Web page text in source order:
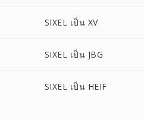
SIXEL เป็น XV
SIXEL เป็น JBG
SIXEL เป็น HEIF